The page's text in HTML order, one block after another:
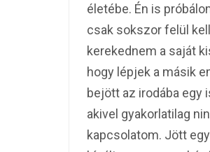
életébe. Én is
csak sokszor felül kell
kerekednem a saját
hogy lépjek a másik
bejött az irodába egy
akivel gyakorlatilag
kapcsolatom. Jött